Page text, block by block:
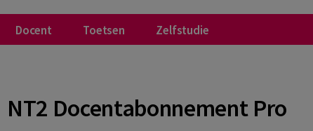
Docent Toetsen Zelfstudie
NT2 Docentabonnement Pro